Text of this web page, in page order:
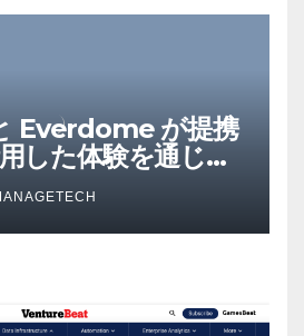
Everdome が提携
した体験を通じて
イノベーションを
CIO APAC